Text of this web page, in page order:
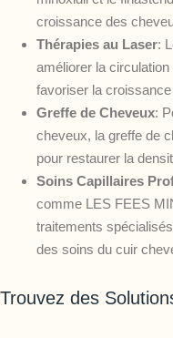
croissance des
Thérapies au Laser:
améliorer la
favoriser la
Greffe de Cheveux:
cheveux, la greffe de
pour restaurer la
Soins Capillaires
comme LES FEES
traitements
des soins du cuir
Trouvez des